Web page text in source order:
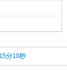
分10秒